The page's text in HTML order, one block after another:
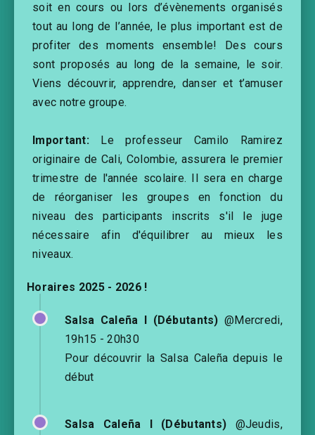
soit en cours ou lors d’évènements organisés
tout au long de l’année, le plus important est de
profiter des moments ensemble! Des cours
sont proposés au long de la semaine, le soir.
Viens découvrir, apprendre, danser et t’amuser
avec notre groupe.
Important: Le professeur Camilo Ramirez
originaire de Cali, Colombie, assurera le premier
trimestre de l'année scolaire. Il sera en charge
de réorganiser les groupes en fonction du
niveau des participants inscrits s'il le juge
nécessaire afin d'équilibrer au mieux les
niveaux.
Horaires 2025 - 2026 !
Salsa Caleña I (Débutants) @Mercredi,
19h15 - 20h30
Pour découvrir la Salsa Caleña depuis le
début
Salsa Caleña I (Débutants) @Jeudis,